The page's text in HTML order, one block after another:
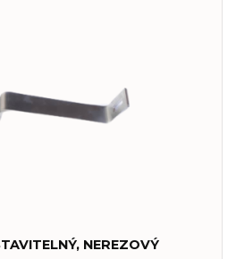
NEREZOVÝ